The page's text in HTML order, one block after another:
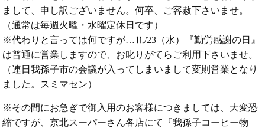
まして、申し訳ございません。何卒、ご容赦下さいませ。
（通常は毎週火曜・水曜定休日です）
※代わりと言っては何ですが…⒒/23（水）『勤労感謝の日』
は普通に営業しますので、お叱りがてらご利用下さいませ。
（連日我孫子市の会議が入ってしまいまして変則営業となり
ました。スミマセン）
※その間にお急ぎで御入用のお客様につきましては、大変恐
縮ですが、京北スーパーさん各店にて『我孫子コーヒー物